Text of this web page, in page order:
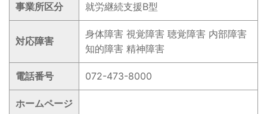
事業所区分 就労継続支援B型
対応障害
身体障害 視覚障害 聴覚障害 内部障害
知的障害 精神障害
電話番号 072-473-8000
ホームページ